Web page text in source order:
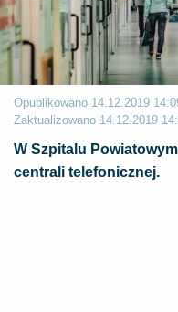
Opublikowano 14.12.2019
Zaktualizowano 14.12.2019
W Szpitalu
centrali telefonicznej.